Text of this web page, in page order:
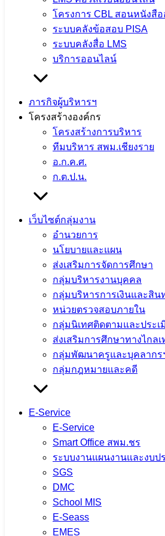
โครงการ CBL สอนหนังสื
ระบบคลังข้อสอบ PISA
ระบบคลังสื่อ LMS
บริการออนไลน์
ภารกิจผู้บริหารฯ
โครงสร้างองค์กร
โครงสร้างการบริหาร
ทีมบริหาร สพม.เชียงราย
อ.ก.ค.ศ.
ก.ต.ป.น.
เว็บไซต์กลุ่มงาน
อำนวยการ
นโยบายและแผน
ส่งเสริมการจัดการศึกษา
กลุ่มบริหารงานบุคคล
กลุ่มบริหารการเงินและสิน
หน่วยตรวจสอบภายใน
กลุ่มนิเทศติดตามและประเ
ส่งเสริมการศึกษาทางไกล
กลุ่มพัฒนาครูและบุคลากร
กลุ่มกฎหมายและคดี
E-Service
E-Service
Smart Office สพม.ชร
ระบบงานแผนงานและงบ
SGS
DMC
School MIS
E-Seass
EMES
กลุ่มแผนฯ 088 258 1871
กลุ่มบุคคลฯ 088 258 1872
กลุ่มส่งเสริมฯ 088 258 1873
กลุ่มนิเทศฯ 088 258 1874
หน่วยสตน. 088 259 1232
ข่าว สพม.เชียงราย
Copyright © 2023 , Secondary
Message us
m.me/206793979181567
Mobile: 08-8258-1875
Facebook
Phone: 053601451